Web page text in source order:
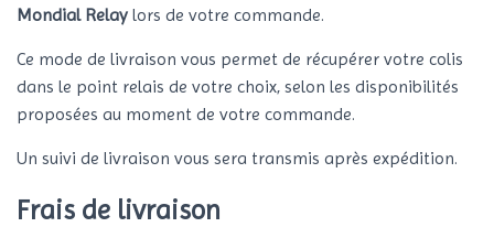
Mondial Relay lors de votre commande.
Ce mode de livraison vous permet de récupérer votre colis
dans le point relais de votre choix, selon les disponibilités
proposées au moment de votre commande.
Un suivi de livraison vous sera transmis après expédition.
Frais de livraison